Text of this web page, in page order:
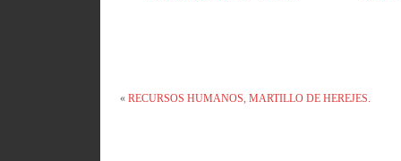
«RECURSOS HUMANOS, MARTILLO DE HEREJES.